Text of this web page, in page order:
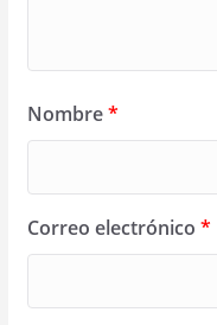
Nombre*
Correo electrónico *